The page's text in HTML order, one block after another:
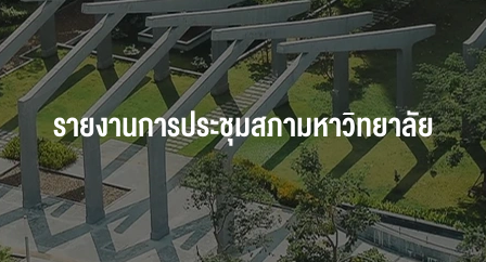
รายงานการประชุมสภามหาวิทยาลัย